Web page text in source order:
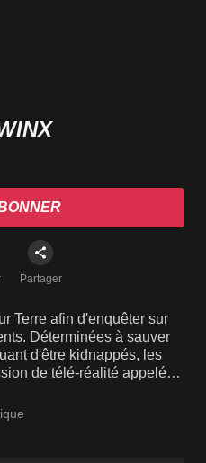
Partager
Terre afin d'enquêter sur
Déterminées à sauver
d'être kidnappés, les
de télé-réalité appelée
de talents.